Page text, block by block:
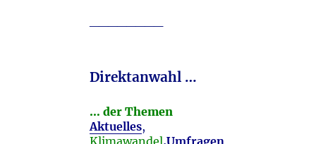
Direktanwahl …
… der Themen
Aktuelles,